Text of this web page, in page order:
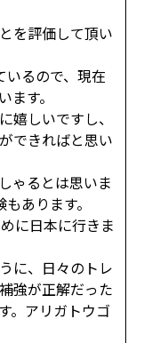
を評価して頂い
るので、現在
す。
嬉しいですし、
できればと思い
ゃるとは思いま
あります。
に日本に行きま
に、日々のトレ
強が正解だった
。アリガトウゴ